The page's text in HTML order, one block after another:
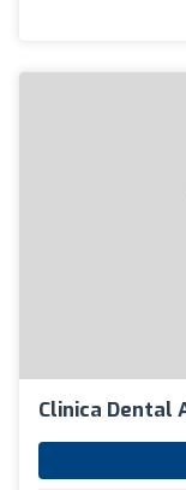
Clinica Dental